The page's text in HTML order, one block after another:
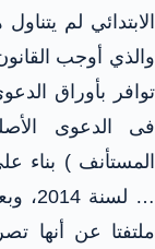
الابتدائي لم
والذي أوجب
توافر بأوراق
فى الدعوى
المستأنف ) بناء
…
ملتفتا عن أنها